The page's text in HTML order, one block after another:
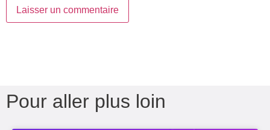
Pour aller plus loin